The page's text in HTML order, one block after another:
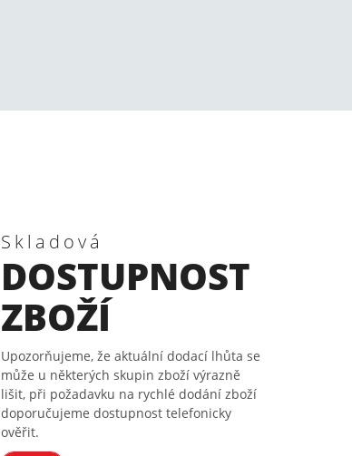
Skladová
DOSTUPNOST
ZBOŽÍ
Upozorňujeme, že aktuální dodací lhůta se
může u některých skupin zboží výrazně
lišit, při požadavku na rychlé dodání zboží
doporučujeme dostupnost telefonicky
ověřit.